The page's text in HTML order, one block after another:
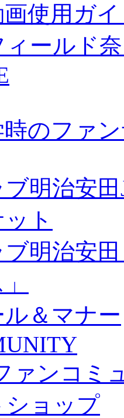
使用ガ
ィールド
のファ
明治安
ト
明治安
＆マナー
ァンコミ
ショップ